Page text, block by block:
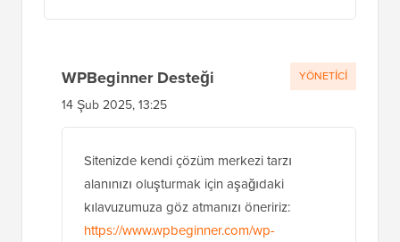
WPBeginner Desteği
14 Şub 2025, 13:25
Sitenizde kendi çözüm merkezi tarzı
alanınızı oluşturmak için aşağıdaki
kılavuzumuza göz atmanızı öneririz:
https://www.wpbeginner.com/wp-
YÖNETICI